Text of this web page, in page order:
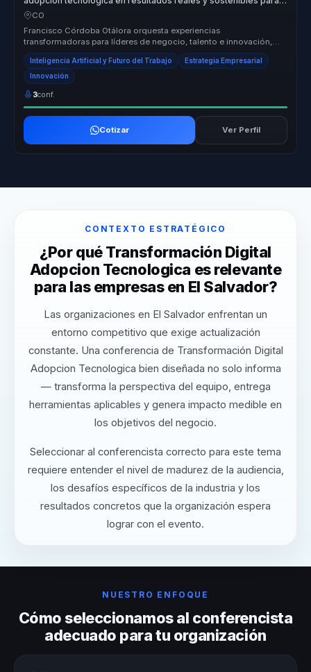
líderes y empresas.
CO
Francisco Córdoba Otálora orquesta experiencias
transformadoras para líderes de negocio, talento e innovación,
ayudándolos a dejar atrás ...
Inteligencia Artificial y Futuro del Trabajo Estrategia Empresarial
Innovación
3conf.
Cotizar Ver Perfil
CONTEXTO ESTRATÉGICO
¿Por qué Transformación Digital
Adopcion Tecnologica es relevante
para las empresas en El Salvador?
Las organizaciones en El Salvador enfrentan un
entorno competitivo que exige actualización
constante. Una conferencia de Transformación Digital
Adopcion Tecnologica bien diseñada no solo informa
— transforma la perspectiva del equipo, entrega
herramientas aplicables y genera impacto medible en
los objetivos del negocio.
Seleccionar al conferencista correcto para este tema
requiere entender el nivel de madurez de la audiencia,
los desafíos específicos de la industria y los
resultados concretos que la organización espera
lograr con el evento.
NUESTRO ENFOQUE
Cómo seleccionamos al conferencista
adecuado para tu organización